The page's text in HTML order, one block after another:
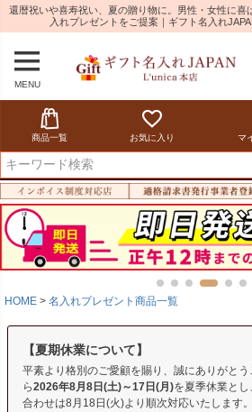
還暦祝いや喜寿祝い、夏の贈り物に。男性・女性に喜
入れプレゼントをご提案｜ギフト名入れ
MENU
商品一覧 お気に入り マ
HOME 名入れプレゼント商品一覧
【夏期休業について】
平素より格別のご愛顧を賜り、誠にありがと
ら2026年8月8日(土)～17日(月)を夏季休業と
合わせは8月18日(火)より順次対応いたします